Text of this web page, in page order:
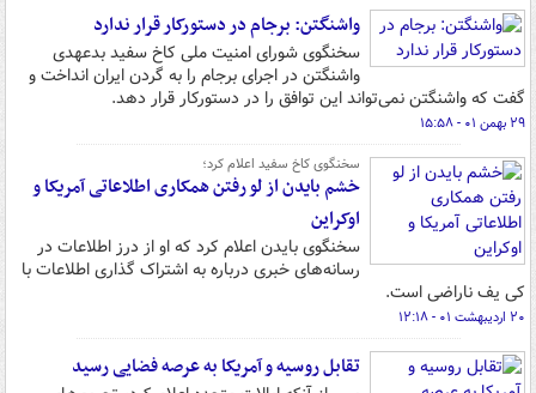
واشنگتن: برجام در دستورکار قرار ندارد
سخنگوی شورای امنیت ملی کاخ سفید بدعهدی
واشنگتن در اجرای برجام را به گردن ایران انداخت و
گفت که واشنگتن نمی‌تواند این توافق را در دستورکار قرار دهد.
۲۹ بهمن ۰۱ - ۱۵:۵۸
سخنگوی کاخ سفید اعلام کرد؛
خشم بایدن از لو رفتن همکاری اطلاعاتی آمریکا و
اوکراین
سخنگوی بایدن اعلام کرد که او از درز اطلاعات در
رسانه‌های خبری درباره به اشتراک گذاری اطلاعات با
کی یف ناراضی است.
۲۰ اردیبهشت ۰۱ - ۱۲:۱۸
تقابل روسیه و آمریکا به عرصه فضایی رسید